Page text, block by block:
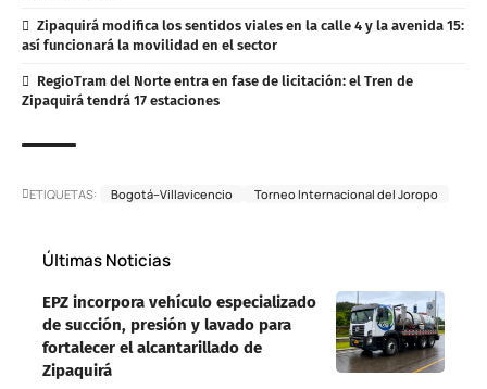
Zipaquirá modifica los sentidos viales en la calle 4 y la avenida 15:
así funcionará la movilidad en el sector
RegioTram del Norte entra en fase de licitación: el Tren de
Zipaquirá tendrá 17 estaciones
ETIQUETAS: Bogotá–Villavicencio Torneo Internacional del Joropo
Últimas Noticias
EPZ incorpora vehículo especializado
de succión, presión y lavado para
fortalecer el alcantarillado de
Zipaquirá